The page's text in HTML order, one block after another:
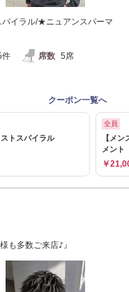
イラル/★ニュアンスパーマ
件 席数 5席
クーポン一覧へ
トスパイラル
全員
【メ
メント
￥
も多数ご来店♪』